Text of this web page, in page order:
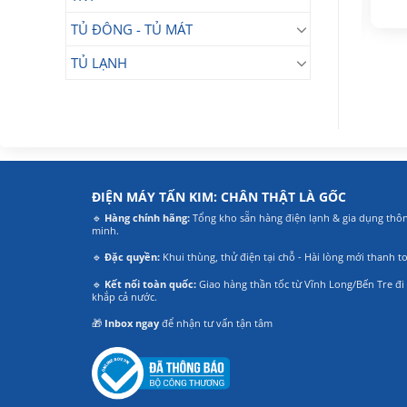
TỦ ĐÔNG - TỦ MÁT
TỦ LẠNH
hiện
tại
1.890.000₫.
hiện
2.990.000₫.
ĐIỆN MÁY TẤN KIM: CHÂN THẬT LÀ GỐC
🔹 Hàng chính hãng:Tổng kho sẵn hàng điện lạnh & gia dụng
minh.
🔹 Đặc quyền:Khui thùng, thử điện tại chỗ - Hài lòng mới thanh
🔹 Kết nối toàn quốc:Giao hàng thần tốc từ Vĩnh Long/Bến Tre đi
khắp cả nước.
🎁 Inbox ngayđể nhận tư vấn tận tâm